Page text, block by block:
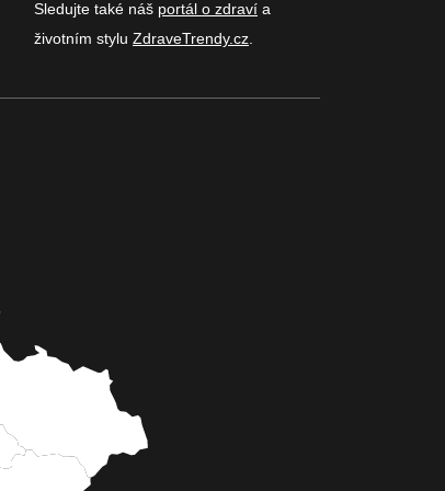
Sledujte také náš portál o zdraví a
životním stylu ZdraveTrendy.cz